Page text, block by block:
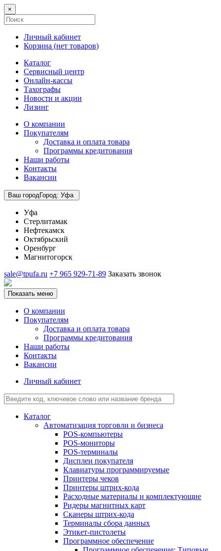
×
Личный кабинет
Корзина (нет товаров)
Каталог
Сервисный центр
Онлайн-кассы
Тахографы
Новости и акции
Лизинг
О компании
Покупателям
Доставка и оплата товара
Программы кредитования
Наши работы
Контакты
Вакансии
Ваш городГород: Уфа
Уфа
Стерлитамак
Нефтекамск
Октябрьский
Оренбург
Магнитогорск
sale@tpufa.ru +7 965 929-71-89 Заказать звонок
Показать меню
О компании
Покупателям
Доставка и оплата товара
Программы кредитования
Наши работы
Контакты
Вакансии
Личный кабинет
Каталог
Автоматизация торговли и бизнеса
POS-компьютеры
POS-мониторы
POS-терминалы
Дисплеи покупателя
Клавиатуры программируемые
Принтеры чеков
Принтеры штрих-кода
Расходные материалы и комплектующие
Ридеры магнитных карт
Сканеры штрих-кода
Терминалы сбора данных
Этикет-пистолеты
Программное обеспечение